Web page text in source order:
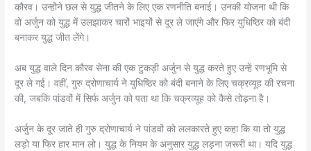
कौरव। उन्होंने छल से युद्ध जीतने के लिए एक रणनीति बनाई। उनकी योजना थी कि
वो अर्जुन को युद्ध में उलझाकर चारों भाइयों से दूर ले जाएंगे और फिर युधिष्ठिर को बंदी
बनाकर युद्ध जीत लेंगे।
अब युद्ध वाले दिन कौरव सेना की एक टुकड़ी अर्जुन से युद्ध करते हुए उन्हें रणभूमि से
दूर ले गई। वहीं, गुरु द्रोणाचार्य ने युधिष्ठिर को बंदी बनाने के लिए चक्रव्यूह की रचना
की, जबकि पांडवों में सिर्फ अर्जुन को पता था कि चक्रव्यूह को कैसे तोड़ना है।
अर्जुन के दूर जाते ही गुरु द्रोणाचार्य ने पांडवों को ललकारते हुए कहा कि या तो युद्ध
लड़ो या फिर हार मान लो। युद्ध के नियम के अनुसार युद्ध लड़ना जरूरी था। यदि युद्ध